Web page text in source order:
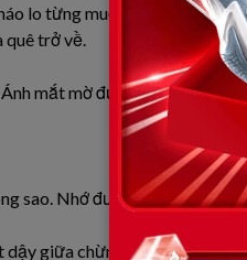
lo từng muỗng. Ông không
trở về.
mắt mờ đục, ngơ ngác, rồi
sao. Nhớ được lúc nào thì
giữa chừng, mắt hoang